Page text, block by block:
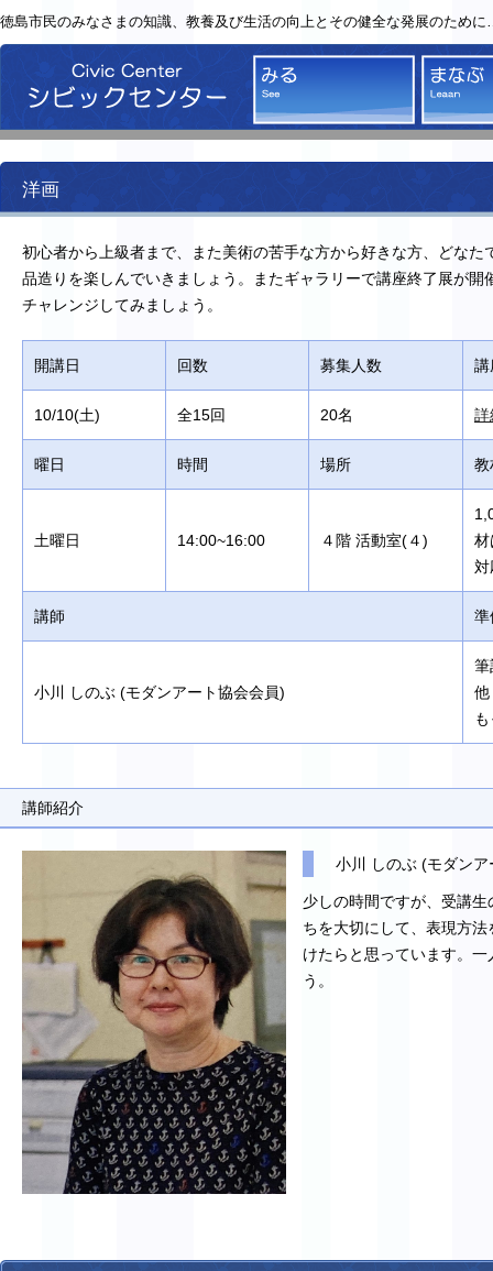
徳島市民のみなさまの知識、教養及び生活の向上とその健全な発展のため
シビックセンター
みる
洋画
初心者から上級者まで、また美術の苦手な方から好きな方、どな
品造りを楽しんでいきましょう。またギャラリーで講座終了展が
チャレンジしてみましょう。
開講日 回数 募集人数 講
10/10(土) 全15回 20名 詳
曜日 時間 場所 教
土曜日 14:00~16:00 ４階 活動室(４)
材
対
講師 準
小川 しのぶ (モダンアート協会会員)
筆
講師紹介
小川 しのぶ (モダン
少しの時間ですが、受講
ちを大切にして、表現方
けたらと思っています。
う。